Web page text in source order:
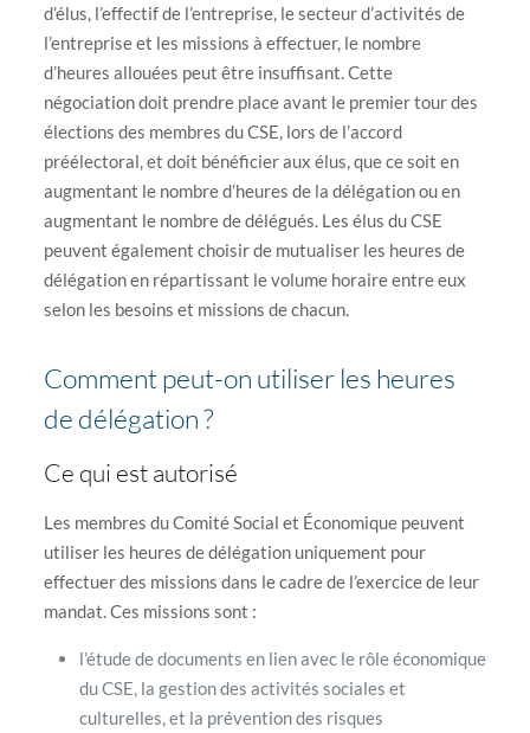
d’élus, l’effectif de l’entreprise, le secteur d’activités de
l’entreprise et les missions à effectuer, le nombre
d’heures allouées peut être insuffisant. Cette
négociation doit prendre place avant le premier tour des
élections des membres du CSE, lors de l’accord
préélectoral, et doit bénéficier aux élus, que ce soit en
augmentant le nombre d’heures de la délégation ou en
augmentant le nombre de délégués. Les élus du CSE
peuvent également choisir de mutualiser les heures de
délégation en répartissant le volume horaire entre eux
selon les besoins et missions de chacun.
Comment peut-on utiliser les heures
de délégation ?
Ce qui est autorisé
Les membres du Comité Social et Économique peuvent
utiliser les heures de délégation uniquement pour
effectuer des missions dans le cadre de l’exercice de leur
mandat. Ces missions sont :
l’étude de documents en lien avec le rôle économique
du CSE, la gestion des activités sociales et
culturelles, et la prévention des risques